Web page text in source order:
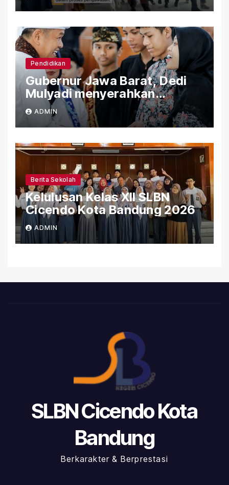
Pendidikan
Gubernur Jawa Barat, Dedi
Mulyadi menyerahkan
Bantuan (PIP) Kepada Siswa
SLBN Cicendo Kota Bandung
ADMIN
Berita Sekolah
Kelulusan Kelas XII SLBN
Cicendo Kota Bandung 2026
ADMIN
SLBN Cicendo Kota
Bandung
Berkarakter & Berprestasi